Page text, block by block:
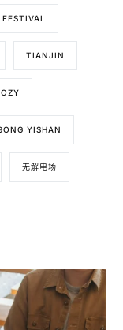
TIANJIN
YISHAN
无解电场